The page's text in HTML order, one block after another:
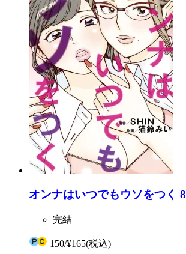
オンナはいつでもウソをつく 8
完結
150/¥165(税込)